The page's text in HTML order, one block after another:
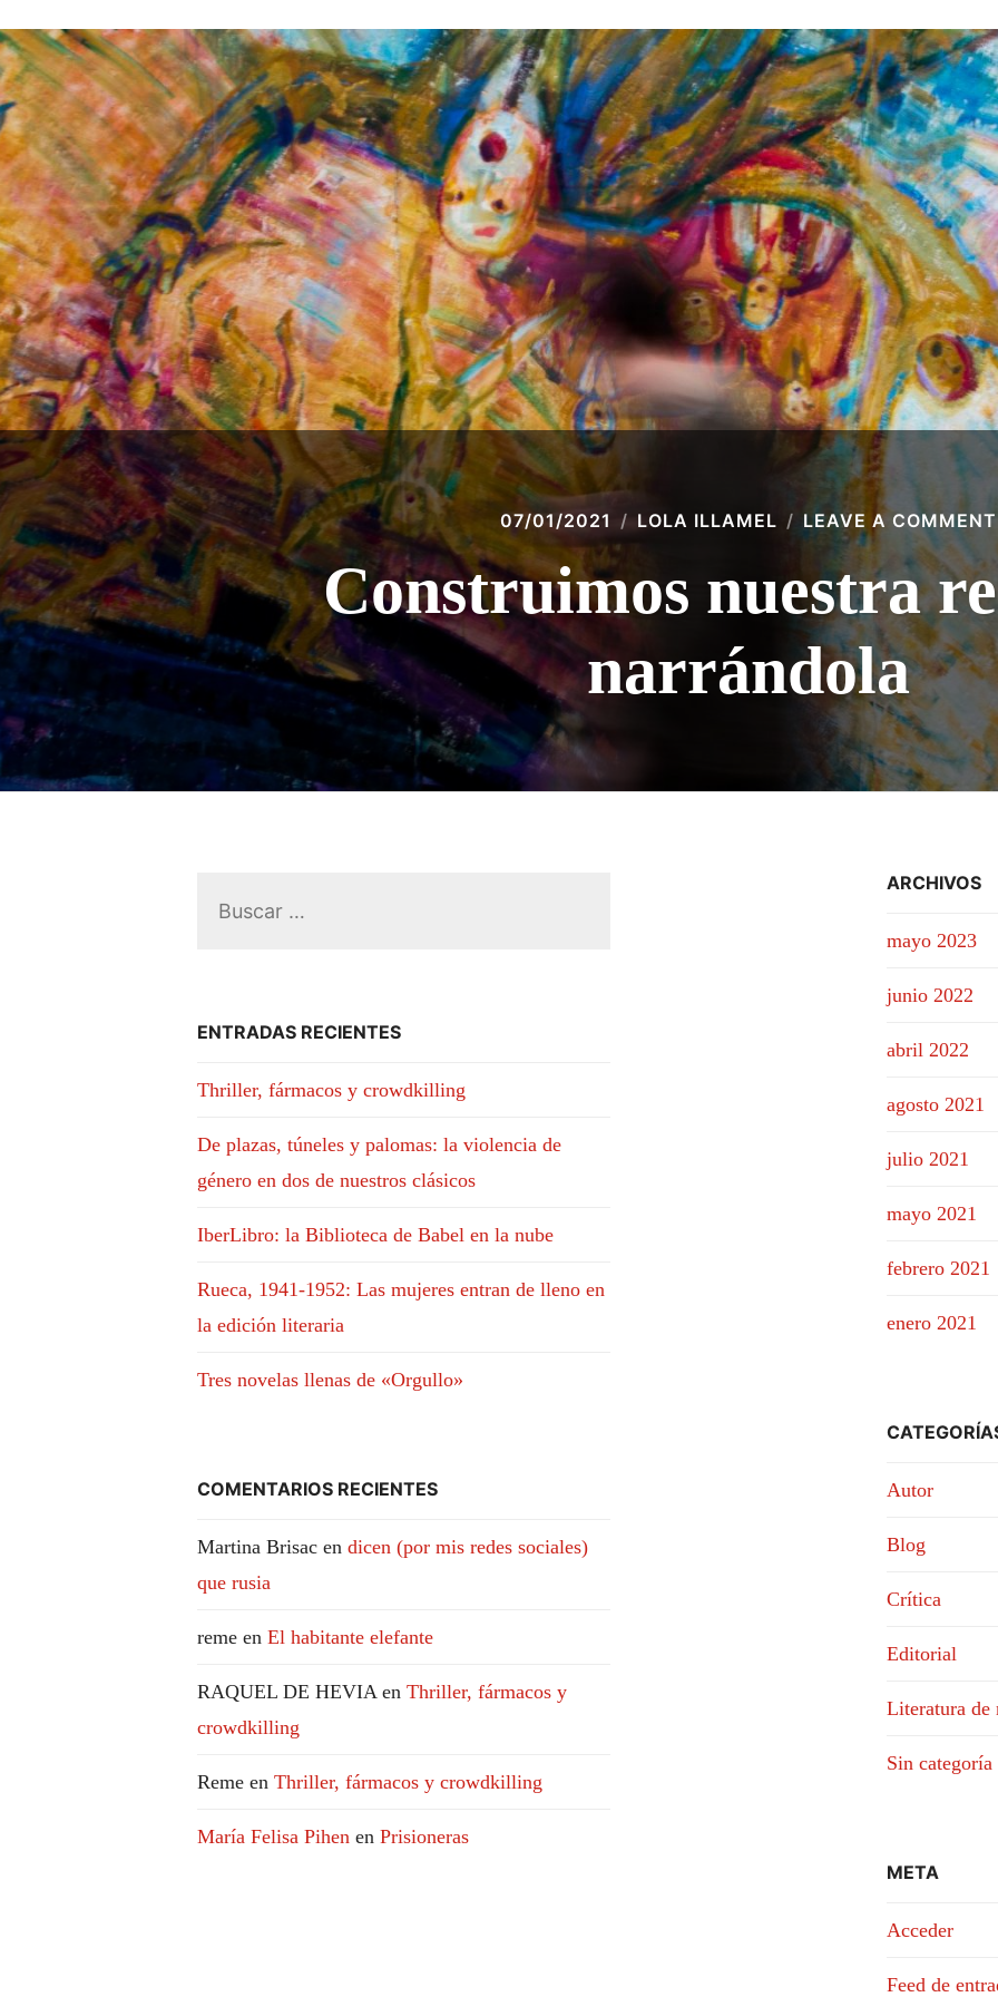
07/01/2021 LOLA ILLAMEL LEAVE A COMMENT
Construimos nuestra
narrándola
ENTRADAS RECIENTES
Thriller, fármacos y crowdkilling
De plazas, túneles y palomas: la violencia de
género en dos de nuestros clásicos
IberLibro: la Biblioteca de Babel en la nube
Rueca, 1941-1952: Las mujeres entran de lleno en
la edición literaria
Tres novelas llenas de «Orgullo»
COMENTARIOS RECIENTES
Martina Brisac endicen (por mis redes sociales)
que rusia
reme enEl habitante elefante
RAQUEL DE HEVIA enThriller, fármacos y
crowdkilling
Reme enThriller, fármacos y crowdkilling
María Felisa Pihen enPrisioneras
ARCHIVOS
mayo 2023
junio 2022
abril 2022
agosto 2021
julio 2021
mayo 2021
febrero 2021
enero 2021
Autor
Blog
Crítica
Editorial
Literatura de
Sin categoría
META
Acceder
Feed de